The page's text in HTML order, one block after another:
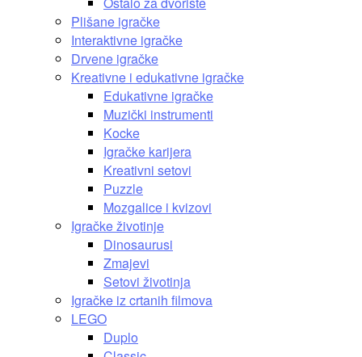
Plišane igračke
Interaktivne igračke
Drvene igračke
Kreativne i edukativne igračke
Edukativne igračke
Muzički instrumenti
Kocke
Igračke karijera
Kreativni setovi
Puzzle
Mozgalice i kvizovi
Igračke životinje
Dinosaurusi
Zmajevi
Setovi životinja
Igračke iz crtanih filmova
LEGO
Duplo